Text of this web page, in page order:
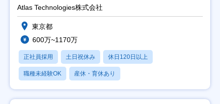
Atlas Technologies株式会社
東京都
600万~1170万
正社員採用 土日祝休み 休日120日以上
職種未経験OK 産休・育休あり